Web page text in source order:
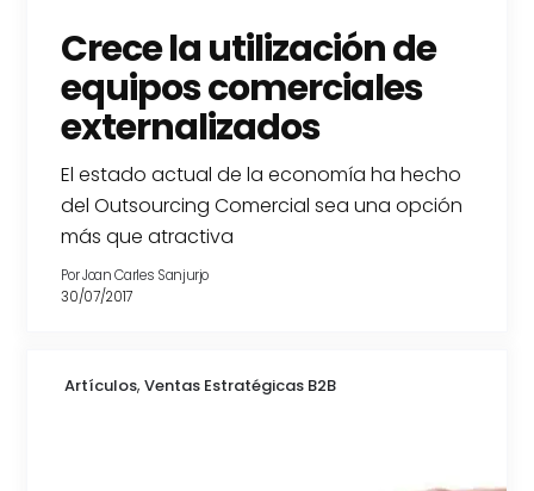
Crece la utilización de
equipos comerciales
externalizados
El estado actual de la economía ha hecho
del Outsourcing Comercial sea una opción
más que atractiva
PorJoan Carles Sanjurjo
30/07/2017
Artículos,Ventas Estratégicas B2B